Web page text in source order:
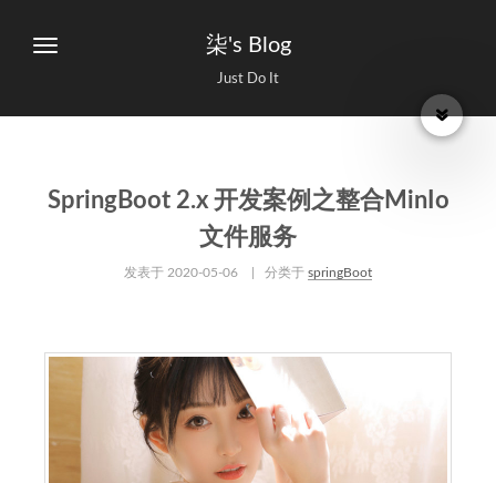
柒's Blog
Just Do It
SpringBoot 2.x 开发案例之整合MinIo
文件服务
发表于 2020-05-06 | 分类于 springBoot